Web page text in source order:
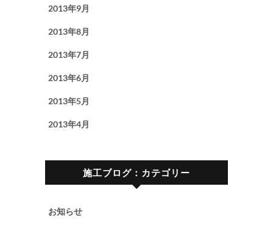
2013年9月
2013年8月
2013年7月
2013年6月
2013年5月
2013年4月
施工ブログ：カテゴリー
お知らせ